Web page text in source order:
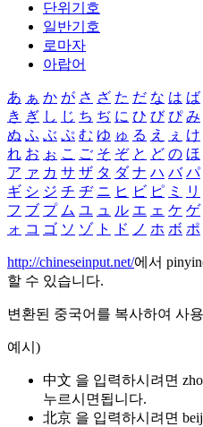
단위기호
일반기호
로마자
아랍어
あ ぁ か が さ ざ た だ な は ば
き ぎ し じ ち ぢ に ひ び ぴ み
ぬ ふ ぶ ぷ む ゆ ゅ る え ぇ け
れ お ぉ こ ご そ ぞ と ど の ほ
ア ァ カ サ ザ タ ダ ナ ハ バ パ
ギ シ ジ チ ヂ ニ ヒ ビ ピ ミ リ
フ ブ プ ム ユ ュ ル エ ェ ケ ゲ
ォ コ ゴ ソ ゾ ト ド ノ ホ ボ ポ
http://chineseinput.net/에서
할 수 있습니다.
변환된 중국어를 복사하여 사
예시)
中文 을 입력하시려면
누르시면됩니다.
北京 을 입력하시려면